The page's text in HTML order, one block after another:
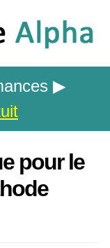
▶
pour le